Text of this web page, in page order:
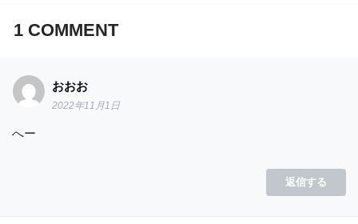
1COMMENT
おおお
2022年11月1日
へー
返信する